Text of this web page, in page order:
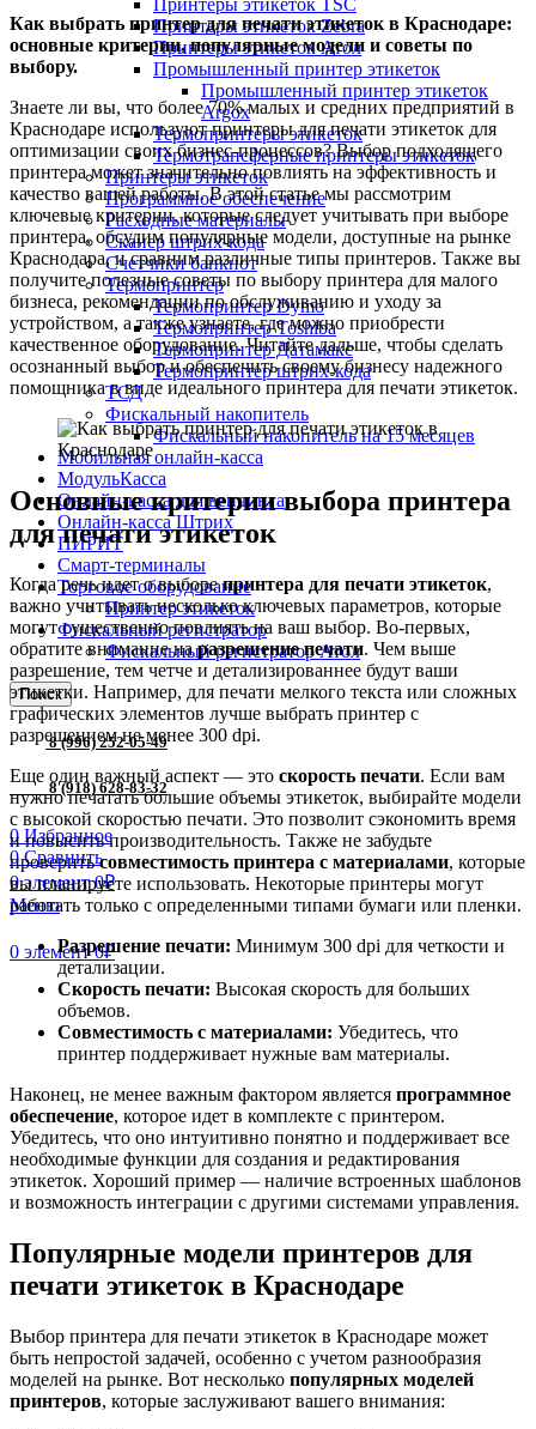
Принтеры этикеток TSC
Принтеры этикеток Zebra
Принтеры этикеток Атол
Промышленный принтер этикеток
Промышленный принтер этикеток
Argox
Термопринтеры этикеток
Термотрансферные принтеры этикеток
Принтеры этикеток
Программное обеспечение
Расходные материалы
Сканер штрих-кода
Счетчики банкнот
Термопринтер
Термопринтер Dymo
Термопринтер Toshiba
Термопринтер Датамакс
Термопринтер штрих-кода
ТСД
Фискальный накопитель
Фискальный накопитель на 15 месяцев
Мобильная онлайн-касса
МодульКасса
Онлайн-касса для вендинга
Онлайн-касса Штрих
ПИРИТ
Смарт-терминалы
Торговое оборудование
Принтер этикеток
Фискальный регистратор
Фискальный регистратор Атол
Поиск
8 (996) 252-05-49
8 (918) 628-83-32
0 Избранное
0 Сравнить
0элемент 0₽
Меню
0 элемент 0₽
Как выбрать принтер для печати этикеток в Краснодаре:
основные критерии, популярные модели и советы по
выбору.
Знаете ли вы, что более 70% малых и средних предприятий в
Краснодаре используют принтеры для печати этикеток для
оптимизации своих бизнес-процессов? Выбор подходящего
принтера может значительно повлиять на эффективность и
качество вашей работы. В этой статье мы рассмотрим
ключевые критерии, которые следует учитывать при выборе
принтера, обсудим популярные модели, доступные на рынке
Краснодара, и сравним различные типы принтеров. Также вы
получите полезные советы по выбору принтера для малого
бизнеса, рекомендации по обслуживанию и уходу за
устройством, а также узнаете, где можно приобрести
качественное оборудование. Читайте дальше, чтобы сделать
осознанный выбор и обеспечить своему бизнесу надежного
помощника в виде идеального принтера для печати этикеток.
Основные критерии выбора принтера
для печати этикеток
Когда речь идет о выборепринтера для печати этикеток,
важно учитывать несколько ключевых параметров, которые
могут существенно повлиять на ваш выбор. Во-первых,
обратите внимание наразрешение печати. Чем выше
разрешение, тем четче и детализированнее будут ваши
этикетки. Например, для печати мелкого текста или сложных
графических элементов лучше выбрать принтер с
разрешением не менее 300 dpi.
Еще один важный аспект — это скорость печати. Если вам
нужно печатать большие объемы этикеток, выбирайте модели
с высокой скоростью печати. Это позволит сэкономить время
и повысить производительность. Также не забудьте
проверитьсовместимость принтера с материалами, которые
вы планируете использовать. Некоторые принтеры могут
работать только с определенными типами бумаги или пленки.
Разрешение печати: Минимум 300 dpi для четкости и
детализации.
Скорость печати: Высокая скорость для больших
объемов.
Совместимость с материалами: Убедитесь, что
принтер поддерживает нужные вам материалы.
Наконец, не менее важным фактором является программное
обеспечение, которое идет в комплекте с принтером.
Убедитесь, что оно интуитивно понятно и поддерживает все
необходимые функции для создания и редактирования
этикеток. Хороший пример — наличие встроенных шаблонов
и возможность интеграции с другими системами управления.
Популярные модели принтеров для
печати этикеток в Краснодаре
Выбор принтера для печати этикеток в Краснодаре может
быть непростой задачей, особенно с учетом разнообразия
моделей на рынке. Вот несколько популярных моделей
принтеров, которые заслуживают вашего внимания: